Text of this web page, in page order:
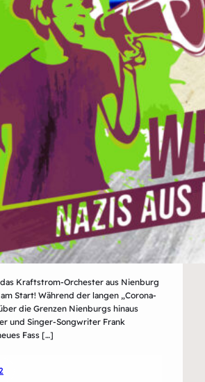
Kraftstrom-Orchester aus Nienburg
Start! Während der langen „Corona-
die Grenzen Nienburgs hinaus
und Singer-Songwriter Frank
Fass […]